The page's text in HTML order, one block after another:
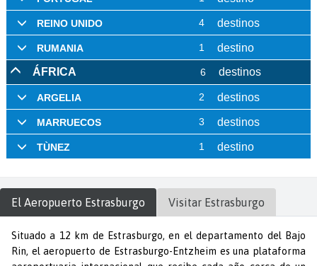
El Aeropuerto Estrasburgo Visitar Estrasburgo
Situado a 12 km de Estrasburgo, en el departamento del Bajo
Rin, el aeropuerto de Estrasburgo-Entzheim es una plataforma